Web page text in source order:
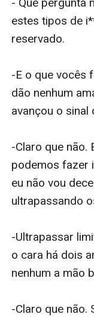
estes tipos de
reservado.
-E o que vocês
dão nenhum
avançou o sinal
-Claro que não.
podemos fazer
eu não vou
ultrapassando
-Ultrapassar
o cara há dois
nenhum a mão
-Claro que não.